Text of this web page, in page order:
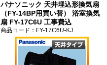
パナソニック 天井埋込形換気扇
（FY-14BP用買い替） 浴室換気
扇 FY-17C6U 工事費込
商品コード ：FY-17C6U-KJ